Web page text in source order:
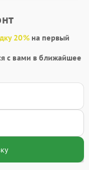
20%на первый
с вами в ближайшее